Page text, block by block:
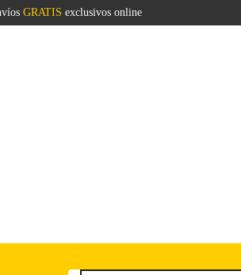
GRATIS exclusivos online